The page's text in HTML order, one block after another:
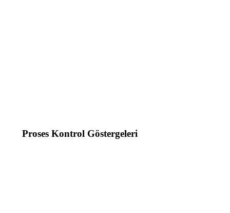
Proses Kontrol Göstergeleri